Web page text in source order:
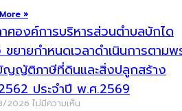
»
ศองค์การบริหารส่วนตำบลบักได
ขยายกำหนดเวลาดำเนินการตามพ
ญญัติภาษีที่ดินและสิ่งปลูกสร้าง
ประจำปี พ.ศ.2569
2026 ไม่มีความเห็น